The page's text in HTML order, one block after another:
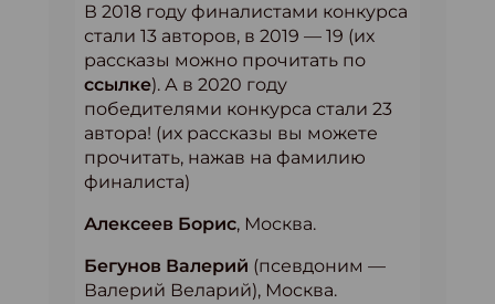
В 2018 году финалистами конкурса
стали 13 авторов, в 2019 — 19 (их
рассказы можно прочитать по
ссылке). А в 2020 году
победителями конкурса стали 23
автора! (их рассказы вы можете
прочитать, нажав на фамилию
финалиста)
Алексеев Борис, Москва.
Бегунов Валерий (псевдоним —
Валерий Веларий), Москва.